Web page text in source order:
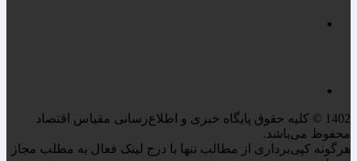
1402 © کلیه حقوق پایگاه خبری و اطلاع‌رسانی مقیاس اقتصاد
محفوظ می‌باشد.
هرگونه کپی‌برداری از مطالب تنها با درج لینک فعال به مطلب مجاز